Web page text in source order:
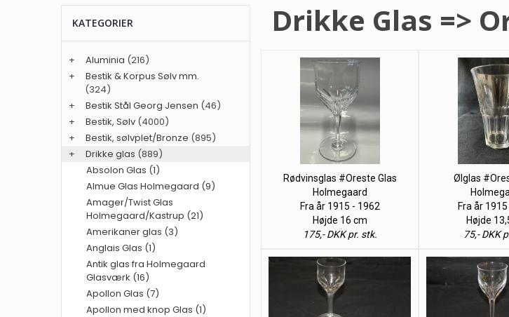
Drikke Glas =>
Rødvinsglas #Oreste Glas
Holmegaard
Fra år 1915 - 1962
Højde 16 cm
175,- DKK pr. stk.
Ølglas
Fra år
Højde
75,- DKK
KATEGORIER
+ Aluminia (216)
+
Bestik & Korpus Sølv mm.
(324)
+
Bestik Stål Georg Jensen (46)
+
Bestik, Sølv (4000)
+
Bestik, sølvplet/Bronze (895)
+
Drikke glas (889)
Absolon Glas (1)
Almue Glas Holmegaard (9)
Amager/Twist Glas
Holmegaard/Kastrup (21)
Amerikaner glas (3)
Anglais Glas (1)
Antik glas fra Holmegaard
Glasværk (16)
Apollon Glas (7)
Apollon med knop Glas (1)